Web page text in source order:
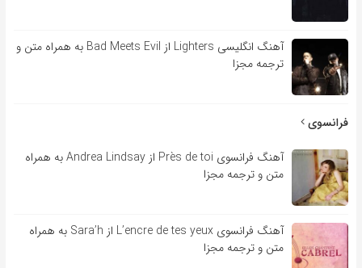
آهنگ انگلیسی Lighters از Bad Meets Evil به همراه متن و
ترجمه مجزا
فرانسوی
آهنگ فرانسوی Près de toi از Andrea Lindsay به همراه
متن و ترجمه مجزا
آهنگ فرانسوی L’encre de tes yeux از Sara’h به همراه
متن و ترجمه مجزا